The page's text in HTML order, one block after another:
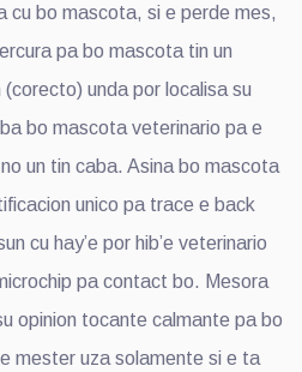
cu bo mascota, si e perde mes,
pa bo mascota tin un
unda por localisa su
bo mascota veterinario pa e
un tin caba. Asina bo mascota
unico pa trace e back
cu hay’e por hib’e veterinario
pa contact bo. Mesora
opinion tocante calmante pa bo
mester uza solamente si e ta